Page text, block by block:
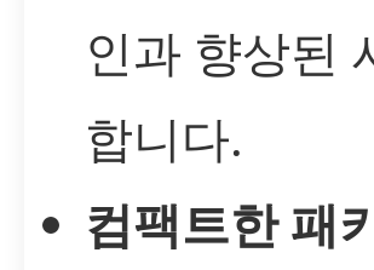
인과 향상된
합니다.
컴팩트한 패